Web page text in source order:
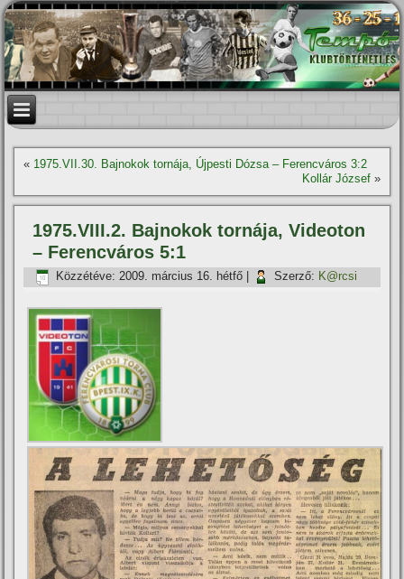
« 1975.VII.30. Bajnokok tornája, Újpesti Dózsa – Ferencváros 3:2
Kollár József»
1975.VIII.2. Bajnokok tornája, Videoton
– Ferencváros 5:1
Közzétéve: 2009. március 16. hétfő Szerző: K@rcsi